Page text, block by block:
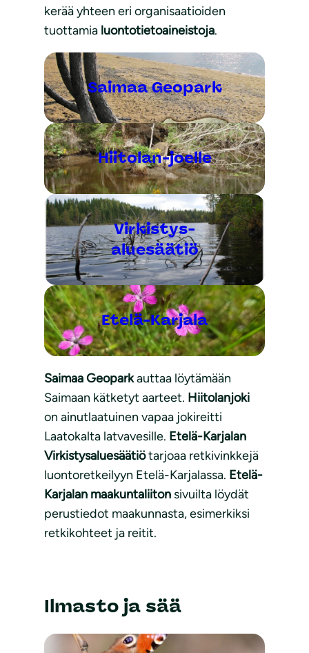
kerää yhteen eri organisaatioiden
tuottamia luontotietoaineistoja.
Saimaa Geopark
Hiitolan-joelle
Virkistys-
aluesäätiö
Etelä-Karjala
Saimaa Geoparkauttaa löytämään
Saimaan kätketyt aarteet. Hiitolanjoki
on ainutlaatuinen vapaa jokireitti
Laatokalta latvavesille. Etelä-Karjalan
Virkistysaluesäätiötarjoaa retkivinkkejä
luontoretkeilyyn Etelä-Karjalassa. Etelä-
Karjalan maakuntaliiton sivuilta löydät
perustiedot maakunnasta, esimerkiksi
retkikohteet ja reitit.
Ilmasto ja sää